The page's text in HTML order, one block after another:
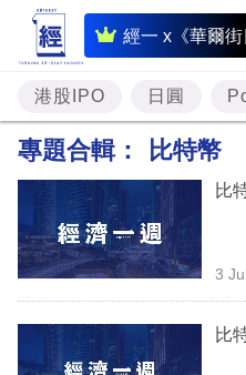
經一 x《華爾街
即
時
財
經
題
投
資
樓
市
港股IPO 日圓
專題合輯： 比特幣
比
3
比